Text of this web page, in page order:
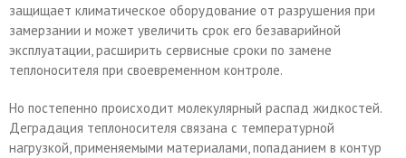
защищает климатическое оборудование от разрушения при
замерзании и может увеличить срок его безаварийной
эксплуатации, расширить сервисные сроки по замене
теплоносителя при своевременном контроле.
Но постепенно происходит молекулярный распад жидкостей.
Деградация теплоносителя связана с температурной
нагрузкой, применяемыми материалами, попаданием в контур